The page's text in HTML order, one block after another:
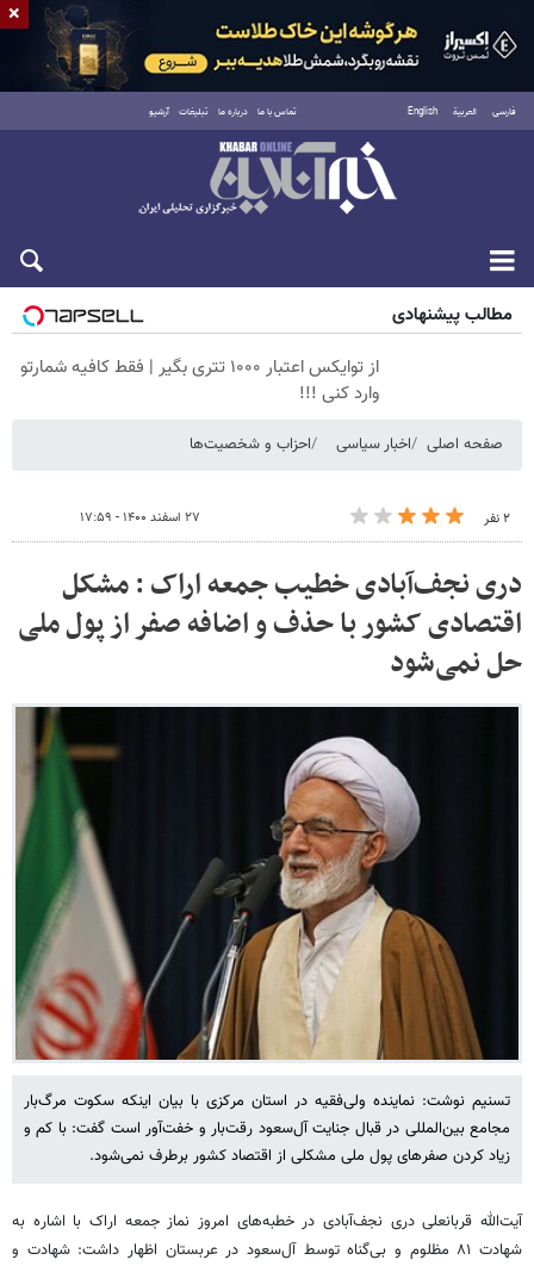
فارسی العربية English تماس با ما درباره ما تبلیغات آرشیو
پنجشنبه ۱۵ مرداد ۱۴۰۵
مطالب پیشنهادی
از توایکس اعتبار ۱۰۰۰ تتری بگیر | فقط کافیه شمارتو
وارد کنی !!!
صفحه اصلی اخبار سیاسی احزاب و شخصیت‌ها
۲ نفر ۲۷ اسفند ۱۴۰۰ - ۱۷:۵۹
دری نجف‌آبادی خطیب جمعه اراک : مشکل
اقتصادی کشور با حذف و اضافه صفر از پول ملی
حل نمی‌شود
تسنیم نوشت: نماینده ولی‌فقیه در استان مرکزی با بیان اینکه سکوت مرگ‌بار
مجامع بین‌المللی در قبال جنایت آل‌سعود رقت‌بار و خفت‌آور است گفت: با کم و
زیاد کردن صفرهای پول ملی مشکلی از اقتصاد کشور برطرف نمی‌شود.
آیت‌الله قربانعلی دری نجف‌آبادی در خطبه‌های امروز نماز جمعه اراک با اشاره به
شهادت ۸۱ مظلوم و بی‌گناه توسط آل‌سعود در عربستان اظهار داشت: شهادت و
×